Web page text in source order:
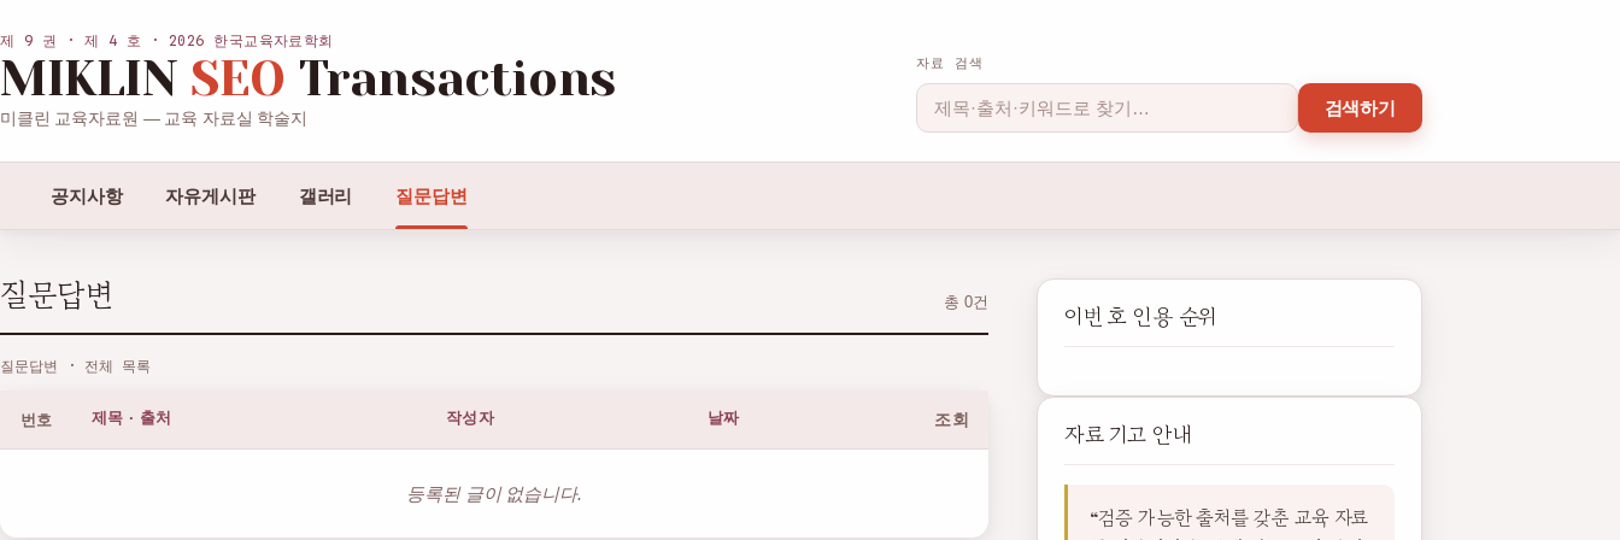
제 9 권 · 제 4 호 · 2026 한국교육자료학회
MIKLIN SEO Transactions
미클린 교육자료원 — 교육 자료실 학술지
자료 검색
검색하기
공지사항 자유게시판 갤러리 질문답변
질문답변 총 0건
질문답변 · 전체 목록
번호 제목 · 출처 작성자 날짜 조회
등록된 글이 없습니다.
이번 호 인용 순위
자료 기고 안내
“검증 가능한 출처를 갖춘 교육 자료